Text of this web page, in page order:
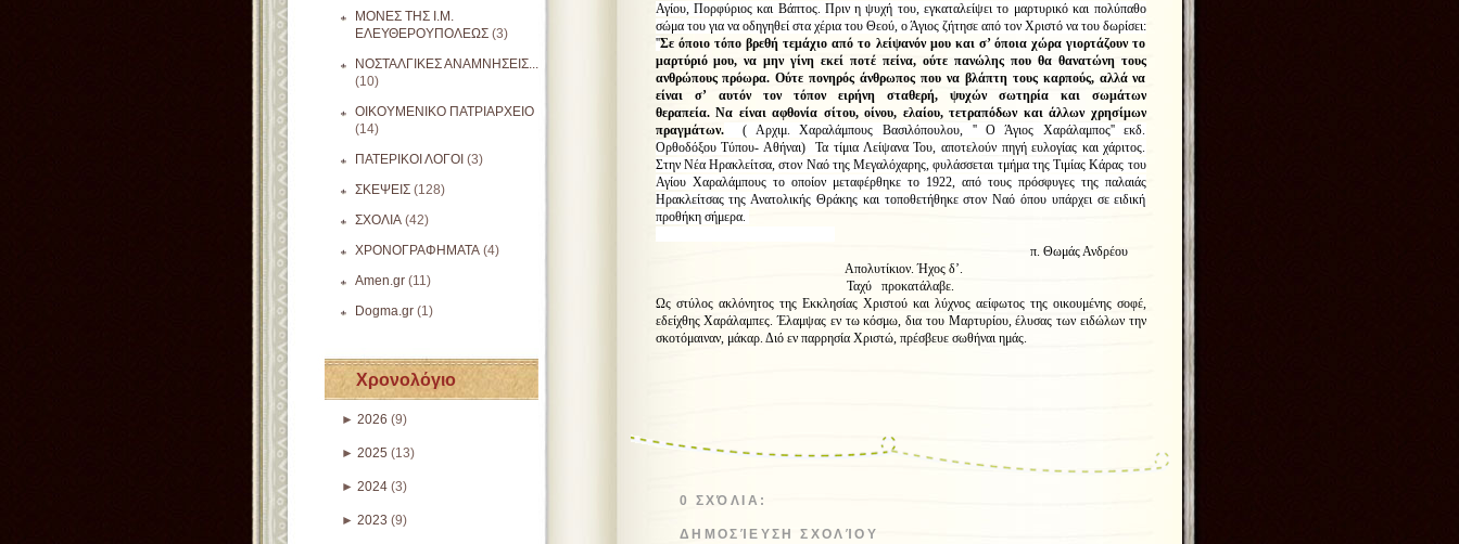
ΜΟΝΕΣ ΤΗΣ Ι.Μ.
ΕΛΕΥΘΕΡΟΥΠΟΛΕΩΣ (3)
ΝΟΣΤΑΛΓΙΚΕΣ ΑΝΑΜΝΗΣΕΙΣ...
(10)
ΟΙΚΟΥΜΕΝΙΚΟ ΠΑΤΡΙΑΡΧΕΙΟ
(14)
ΠΑΤΕΡΙΚΟΙ ΛΟΓΟΙ (3)
ΣΚΕΨΕΙΣ (128)
ΣΧΟΛΙΑ (42)
ΧΡΟΝΟΓΡΑΦΗΜΑΤΑ (4)
Amen.gr (11)
Dogma.gr (1)
Χρονολόγιο
► 2026 (9)
► 2025 (13)
► 2024 (3)
► 2023 (9)
Αγίου, Πορφύριος και Βάπτος. Πριν η ψυχή του, εγκαταλείψει το μαρτυρικό και πολύπαθο
σώμα του για να οδηγηθεί στα χέρια του Θεού, ο Άγιος ζήτησε από τον Χριστό να του δωρίσει:
''Σε όποιο τόπο βρεθή τεμάχιο από το λείψανόν μου και σ’ όποια χώρα γιορτάζουν το
μαρτύριό μου, να μην γίνη εκεί ποτέ πείνα, ούτε πανώλης που θα θανατώνη τους
ανθρώπους πρόωρα. Ούτε πονηρός άνθρωπος που να βλάπτη τους καρπούς, αλλά να
είναι σ’ αυτόν τον τόπον ειρήνη σταθερή, ψυχών σωτηρία και σωμάτων
θεραπεία. Να είναι αφθονία σίτου, οίνου, ελαίου, τετραπόδων και άλλων χρησίμων
πραγμάτων.( Αρχιμ. Χαραλάμπους Βασιλόπουλου, '' Ο Άγιος Χαράλαμπος'' εκδ.
Ορθοδόξου Τύπου- Αθήναι) Τα τίμια Λείψανα Του, αποτελούν πηγή ευλογίας και χάριτος.
Στην Νέα Ηρακλείτσα, στον Ναό της Μεγαλόχαρης, φυλάσσεται τμήμα της Τιμίας Κάρας του
Αγίου Χαραλάμπους το οποίον μεταφέρθηκε το 1922, από τους πρόσφυγες της παλαιάς
Ηρακλείτσας της Ανατολικής Θράκης και τοποθετήθηκε στον Ναό όπου υπάρχει σε ειδική
προθήκη σήμερα.
π. Θωμάς Ανδρέου
Απολυτίκιον. Ήχος δ’.
Ταχύ προκατάλαβε.
Ως στύλος ακλόνητος της Εκκλησίας Χριστού και λύχνος αείφωτος της οικουμένης σοφέ,
εδείχθης Χαράλαμπες. Έλαμψας εν τω κόσμω, δια του Μαρτυρίου, έλυσας των ειδώλων την
σκοτόμαιναν, μάκαρ. Διό εν παρρησία Χριστώ, πρέσβευε σωθήναι ημάς.
0 ΣΧΌΛΙΑ:
ΔΗΜΟΣΊΕΥΣΗ ΣΧΟΛΊΟΥ